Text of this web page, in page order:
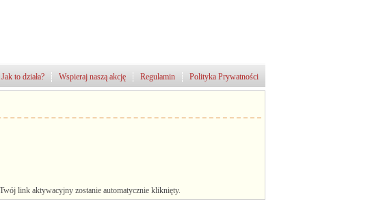
Polityka Prywatności
Regulamin
Wspieraj naszą akcję
Jak to działa?
link aktywacyjny zostanie automatycznie kliknięty.